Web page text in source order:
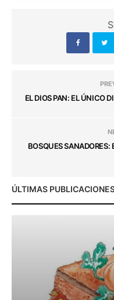
EL DIOS PAN: EL ÚNICO
BOSQUES SANADORES:
ÚLTIMAS